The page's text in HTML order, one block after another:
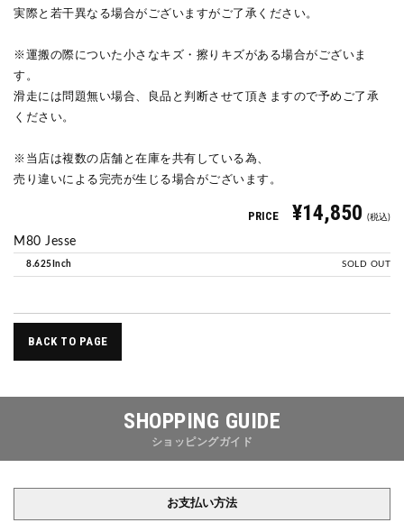
実際と若干異なる場合がございますがご了承ください。
※運搬の際についた小さなキズ・擦りキズがある場合がございま
す。
滑走には問題無い場合、良品と判断させて頂きますので予めご了承
ください。
※当店は複数の店舗と在庫を共有している為、
売り違いによる完売が生じる場合がございます。
PRICE ¥14,850 (税込)
M80 Jesse
8.625Inch SOLD OUT
BACK TO PAGE
SHOPPING GUIDE
ショッピングガイド
お支払い方法